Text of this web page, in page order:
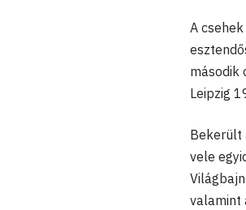
A
második
Leipzig
Bekerült
vele
valamint